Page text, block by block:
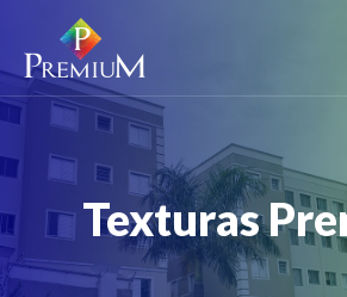
Texturas